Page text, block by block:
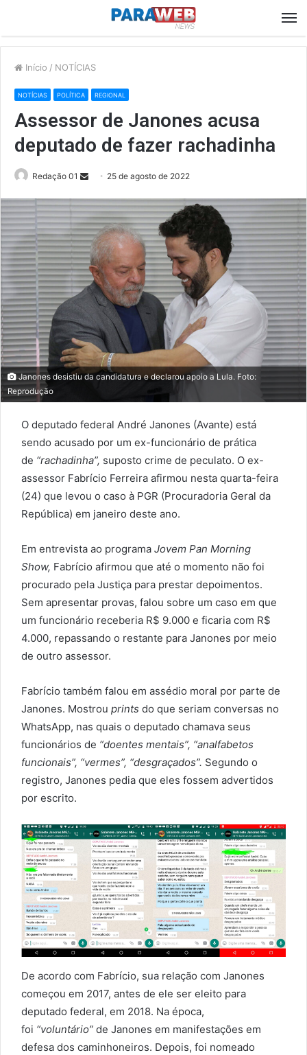
Início / NOTÍCIAS
NOTÍCIAS POLÍTICA REGIONAL
Assessor de Janones acusa
deputado de fazer rachadinha
Redação 01
Send
email
25 de agosto de 2022
Janones desistiu da candidatura e declarou apoio a Lula. Foto:
Reprodução
O deputado federal André Janones (Avante) está
sendo acusado por um ex-funcionário de prática
de “rachadinha”, suposto crime de peculato. O ex-
assessor Fabrício Ferreira afirmou nesta quarta-feira
(24) que levou o caso à PGR (Procuradoria Geral da
República) em janeiro deste ano.
Em entrevista ao programa Jovem Pan Morning
Show, Fabrício afirmou que até o momento não foi
procurado pela Justiça para prestar depoimentos.
Sem apresentar provas, falou sobre um caso em que
um funcionário receberia R$ 9.000 e ficaria com R$
4.000, repassando o restante para Janones por meio
de outro assessor.
Fabrício também falou em assédio moral por parte de
Janones. Mostrou prints do que seriam conversas no
WhatsApp, nas quais o deputado chamava seus
funcionários de “doentes mentais”, “analfabetos
funcionais”, “vermes”, “desgraçados”. Segundo o
registro, Janones pedia que eles fossem advertidos
por escrito.
De acordo com Fabrício, sua relação com Janones
começou em 2017, antes de ele ser eleito para
deputado federal, em 2018. Na época,
foi “voluntário” de Janones em manifestações em
defesa dos caminhoneiros. Depois, foi nomeado